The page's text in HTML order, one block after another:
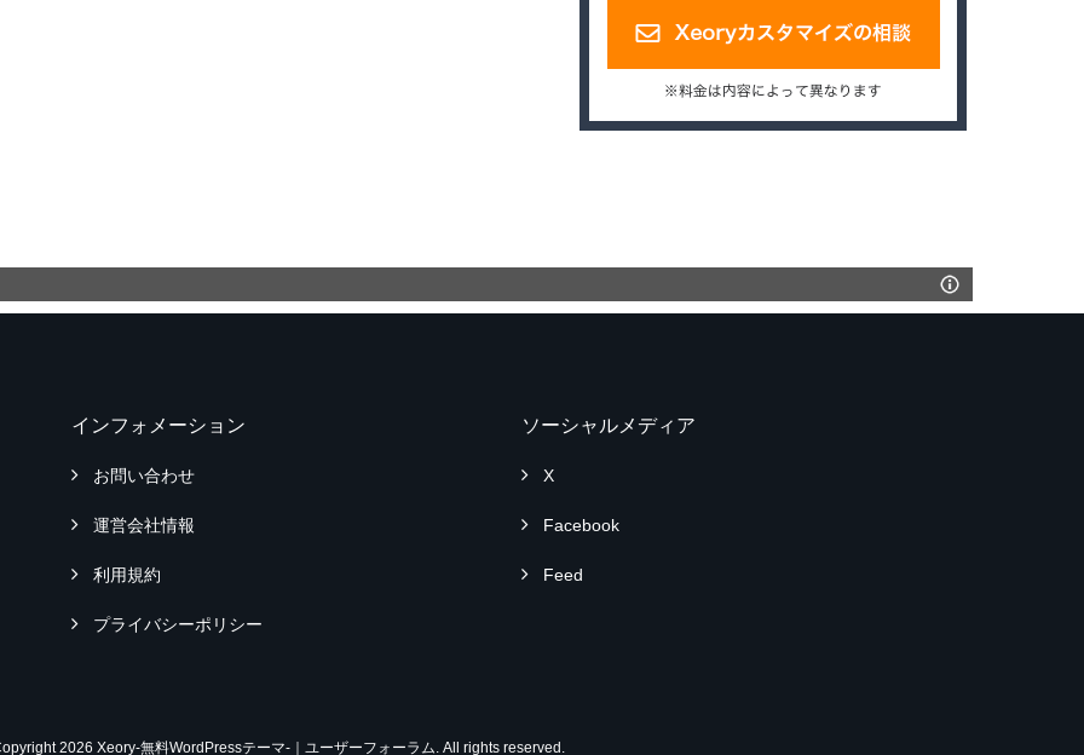
インフォメーション
お問い合わせ
運営会社情報
利用規約
プライバシーポリシー
ソーシャルメディア
X
Facebook
Feed
2026 Xeory-無料WordPressテーマ-｜ユーザーフォーラム. All rights reserved.